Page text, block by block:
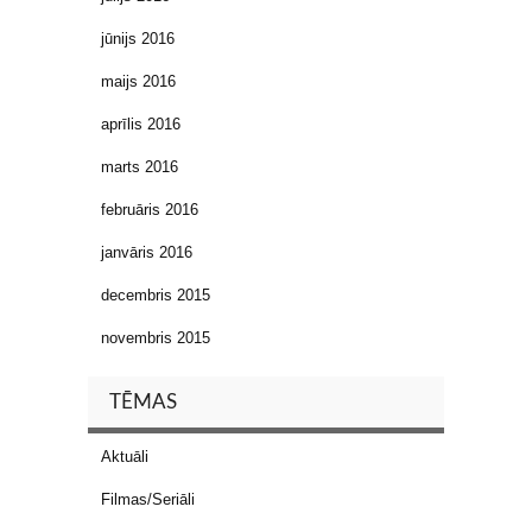
jūnijs 2016
maijs 2016
aprīlis 2016
marts 2016
februāris 2016
janvāris 2016
decembris 2015
novembris 2015
TĒMAS
Aktuāli
Filmas/Seriāli